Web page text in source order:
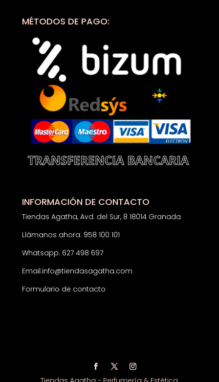
MÉTODOS DE PAGO:
INFORMACIÓN DE CONTACTO
Tiendas Agatha, Avd. del Sur, 8 18014 Granada
Llámanos ahora: 958 100 101
Whatsapp: 627 498 697
Email:info@tiendasagatha.com
Formulario de contacto